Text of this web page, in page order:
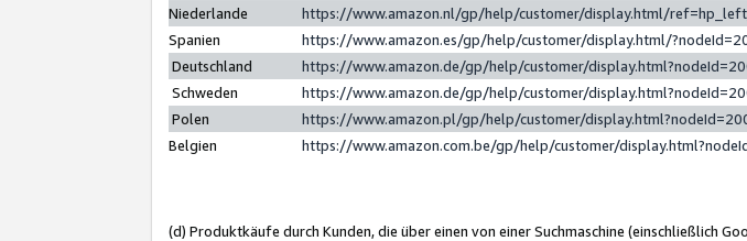
Niederlande
https://www.amazon.nl/gp/help/customer/display.html/
Spanien
https://www.amazon.es/gp/help/customer/display.html/
Deutschland
https://www.amazon.de/gp/help/customer/
Schweden
https://www.amazon.de/gp/help/customer/
Polen
https://www.amazon.pl/gp/help/customer/
Belgien
https://www.amazon.com.be/gp/help/customer/
(d) Produktkäufe durch Kunden, die über einen von einer Suchmaschine (einschließlich